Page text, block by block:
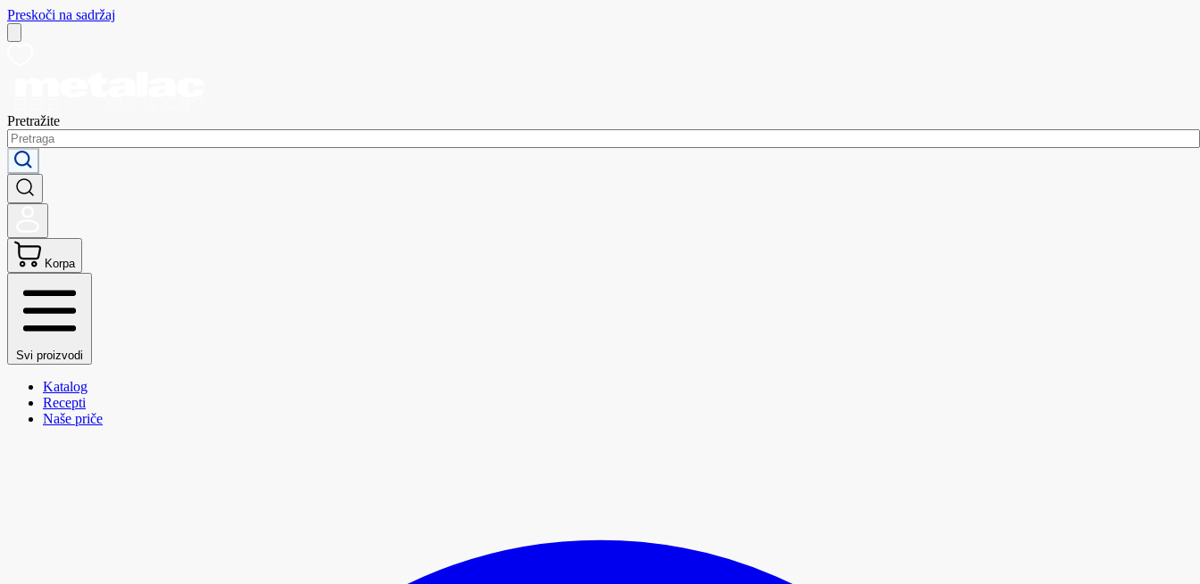
Preskoči na sadržaj
Pretražite
Korpa
Svi proizvodi
Katalog
Recepti
Naše priče